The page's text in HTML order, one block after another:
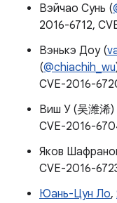
Вэйчао Сунь (
2016-6712,
Вэнькэ Доу (
(@chiachih_wu
CVE-2016-
Виш У (吴潍浠)
CVE-2016-
Яков
CVE-2016-
Юань-Цун Ло,